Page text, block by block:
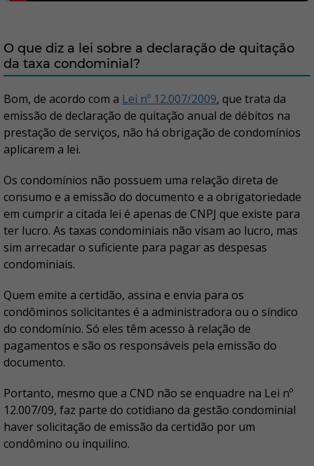
O que diz a lei sobre a declaração de quitação
da taxa condominial?
Bom, de acordo com a Lei nº 12.007/2009, que trata da
emissão de declaração de quitação anual de débitos na
prestação de serviços, não há obrigação de condomínios
aplicarem a lei.
Os condomínios não possuem uma relação direta de
consumo e a emissão do documento e a obrigatoriedade
em cumprir a citada lei é apenas de CNPJ que existe para
ter lucro. As taxas condominiais não visam ao lucro, mas
sim arrecadar o suficiente para pagar as despesas
condominiais.
Quem emite a certidão, assina e envia para os
condôminos solicitantes é a administradora ou o síndico
do condomínio. Só eles têm acesso à relação de
pagamentos e são os responsáveis pela emissão do
documento.
Portanto, mesmo que a CND não se enquadre na Lei nº
12.007/09, faz parte do cotidiano da gestão condominial
haver solicitação de emissão da certidão por um
condômino ou inquilino.